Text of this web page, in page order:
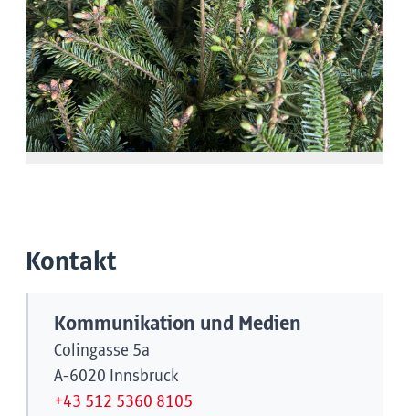
Kontakt
Kommunikation und Medien
Colingasse 5a
A-6020 Innsbruck
+43 512 5360 8105